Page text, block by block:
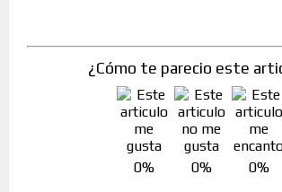
¿Cómo te parecio este
0% 0% 0%